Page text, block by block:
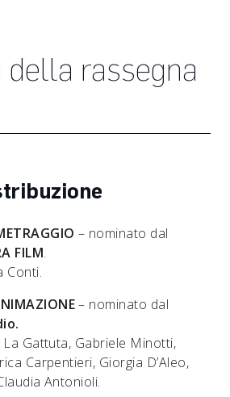
della rassegna
– nominato dal
FILM.
Conti.
– nominato dal
La Gattuta, Gabriele Minotti,
Carpentieri, Giorgia D’Aleo,
Antonioli.